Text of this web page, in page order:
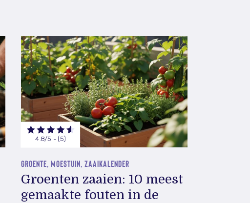
4.8/5 - (5)
GROENTE, MOESTUIN, ZAAIKALENDER
Groenten zaaien: 10 meest
gemaakte fouten in de